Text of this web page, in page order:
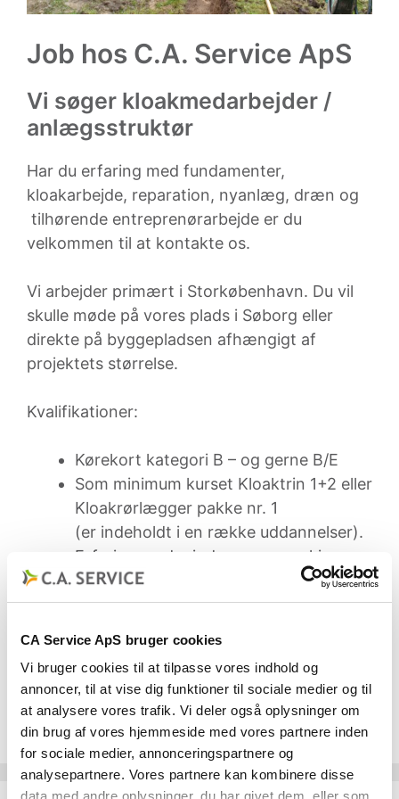
CA Service ApS bruger cookies
Vi bruger cookies til at tilpasse vores indhold og
annoncer, til at vise dig funktioner til sociale medier og til
at analysere vores trafik. Vi deler også oplysninger om
din brug af vores hjemmeside med vores partnere inden
for sociale medier, annonceringspartnere og
analysepartnere. Vores partnere kan kombinere disse
data med andre oplysninger, du har givet dem, eller som
Job hos C.A. Service ApS
Vi søger kloakmedarbejder /
anlægsstruktør
Har du erfaring med fundamenter,
kloakarbejde, reparation, nyanlæg, dræn og
tilhørende entreprenørarbejde er du
velkommen til at kontakte os.
Vi arbejder primært i Storkøbenhavn. Du vil
skulle møde på vores plads i Søborg eller
direkte på byggepladsen afhængigt af
projektets størrelse.
Kvalifikationer:
Kørekort kategori B – og gerne B/E
Som minimum kurset Kloaktrin 1+2 eller
Kloakrørlægger pakke nr. 1
(er indeholdt i en række uddannelser).
Erfaring med mindre gravemaskiner
Mødestabil
Kontakt os på telefon 71991112 eller send
kortfattet ansøgning evt. med CV til
info@cagrp.dk.